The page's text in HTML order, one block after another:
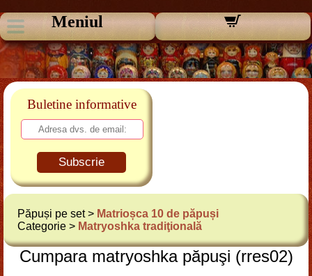
Meniul
Buletine informative
Subscrie
Păpuși pe set > Matrioșca 10 de păpuși
Categorie > Matryoshka tradiţională
Cumpara matryoshka păpuşi (rres02)